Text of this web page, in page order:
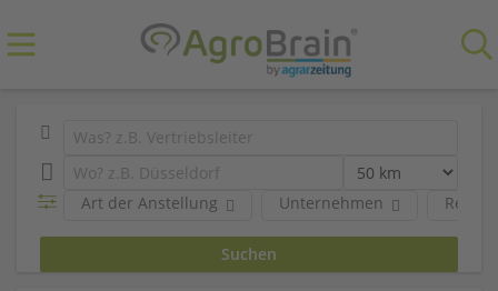
Art der Anstellung Unternehmen Region